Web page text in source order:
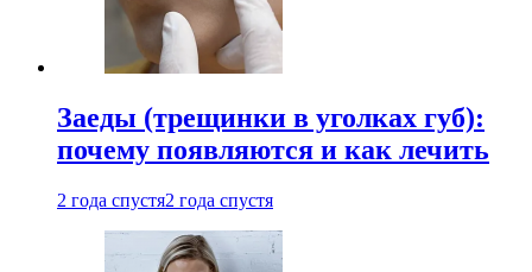
Заеды (трещинки в уголках губ):
почему появляются и как лечить
2 года спустя2 года спустя